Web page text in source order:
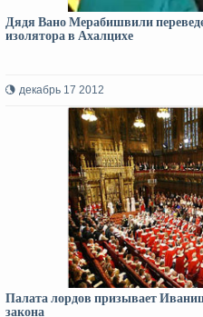
Дядя Вано Мерабишвили
изолятора в Ахалцихе
декабрь 17 2012
Палата лордов призывает
закона